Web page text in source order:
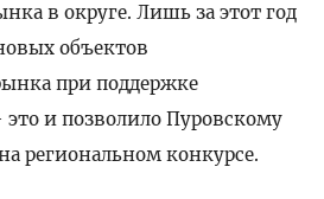
в округе. Лишь за этот год
объектов
при поддержке
и позволило Пуровскому
региональном конкурсе.